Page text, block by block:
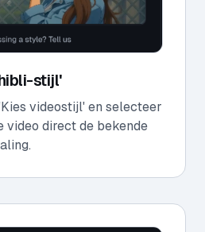
stijl'
videostijl' en selecteer
video direct de bekende